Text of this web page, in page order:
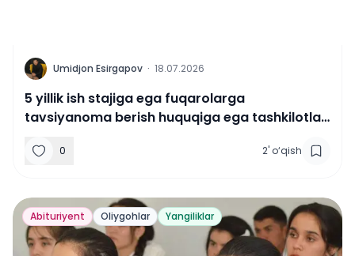
U Umidjon Esirgapov · 18.07.2026
5 yillik ish stajiga ega fuqarolarga
tavsiyanoma berish huquqiga ega tashkilotlar
0 2' o‘qish
Abituriyent Oliygohlar Yangiliklar